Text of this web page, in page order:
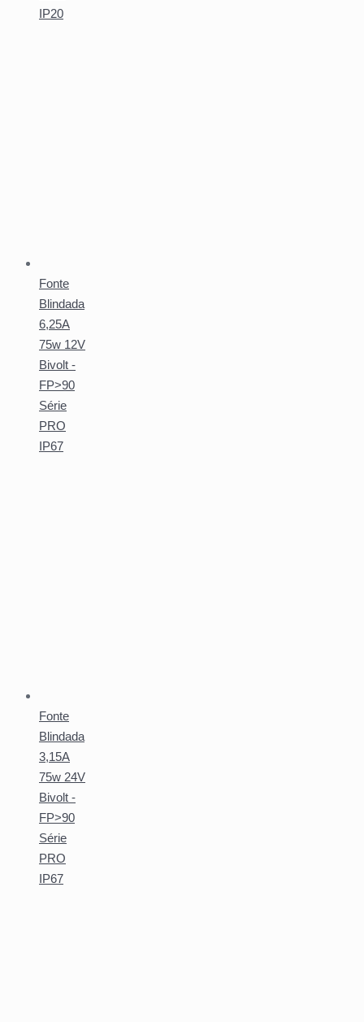
IP20
Fonte
Blindada
6,25A
75w 12V
Bivolt -
FP>90
Série
PRO
IP67
Fonte
Blindada
3,15A
75w 24V
Bivolt -
FP>90
Série
PRO
IP67